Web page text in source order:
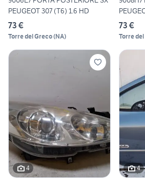
PEUGEOT 307 (T6) 1.6 HD
73 €
Torre del Greco(NA)
73 €
Torre
4 4